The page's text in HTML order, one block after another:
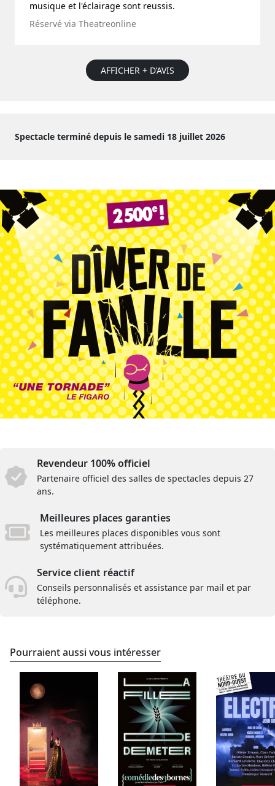
musique et l'éclairage sont reussis.
Réservé via Theatreonline
AFFICHER + D’AVIS
Spectacle terminé depuis le samedi 18 juillet 2026
Revendeur 100% officiel
Partenaire officiel des salles de spectacles depuis 27
ans.
Meilleures places garanties
Les meilleures places disponibles vous sont
systématiquement attribuées.
Service client réactif
Conseils personnalisés et assistance par mail et par
téléphone.
Pourraient aussi vous intéresser